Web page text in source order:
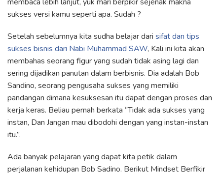
sukses versi kamu seperti apa. Sudah ?
Setelah sebelumnya kita sudha belajar dari sifat dan tips
sukses bisnis dari Nabi Muhammad SAW, Kali ini kita akan
membahas seorang figur yang sudah tidak asing lagi dan
sering dijadikan panutan dalam berbisnis. Dia adalah Bob
Sandino, seorang pengusaha sukses yang memiliki
pandangan dimana kesuksesan itu dapat dengan proses dan
kerja keras. Beliau pernah berkata “Tidak ada sukses yang
instan, Dan Jangan mau dibodohi dengan yang instan-instan
itu.”.
Ada banyak pelajaran yang dapat kita petik dalam
perjalanan kehidupan Bob Sadino. Berikut Mindset Berfikir